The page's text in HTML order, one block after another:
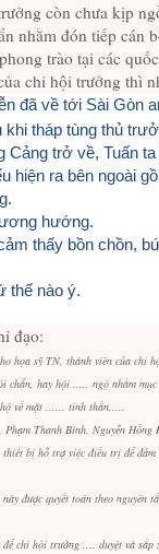
còn chưa kịp
nhằm đón tiếp cán
trào tại các
chi hội trưởng thì
đã về tới Sài Gòn
khi tháp tùng thủ
Cảng trở về, Tuấn
hiện ra bên ngoài
hướng.
thấy bồn chồn,
thế nào ý.
đạo:
họa sỹ TN, thành viên của chi
chẩn, hay hội ..... ngộ nhằm
hộ về mặt ...... tinh thần.....
Thanh Bình, Nguyễn
bị hỗ trợ việc điều trị để
được quyết toán theo nguyên
chi hội trưởng .... duyệt và